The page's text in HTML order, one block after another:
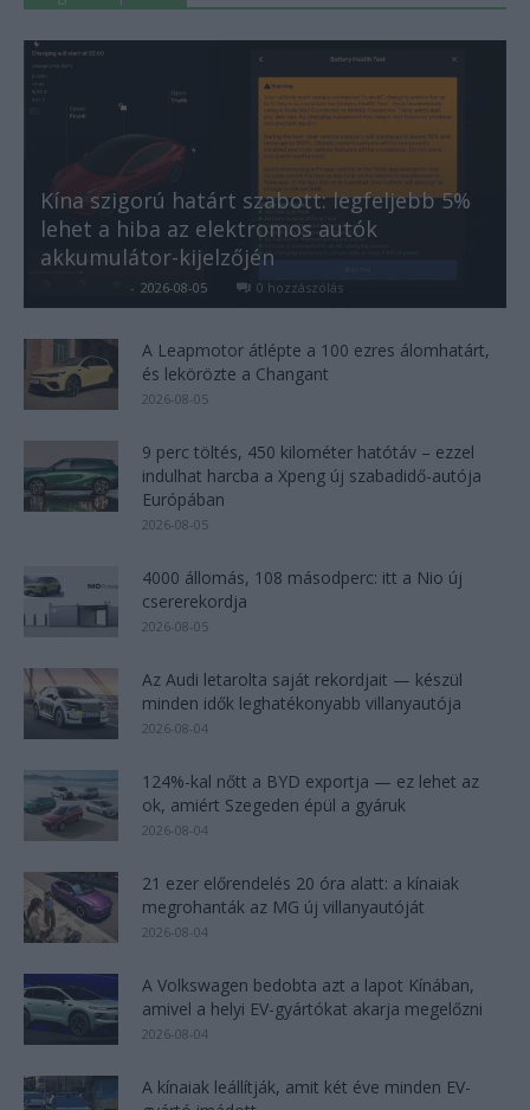
Kína szigorú határt szabott: legfeljebb 5%
lehet a hiba az elektromos autók
akkumulátor-kijelzőjén
- 2026-08-05 0 hozzászólás
A Leapmotor átlépte a 100 ezres álomhatárt,
és lekörözte a Changant
2026-08-05
9 perc töltés, 450 kilométer hatótáv – ezzel
indulhat harcba a Xpeng új szabadidő-autója
Európában
2026-08-05
4000 állomás, 108 másodperc: itt a Nio új
csererekordja
2026-08-05
Az Audi letarolta saját rekordjait — készül
minden idők leghatékonyabb villanyautója
2026-08-04
124%-kal nőtt a BYD exportja — ez lehet az
ok, amiért Szegeden épül a gyáruk
2026-08-04
21 ezer előrendelés 20 óra alatt: a kínaiak
megrohanták az MG új villanyautóját
2026-08-04
A Volkswagen bedobta azt a lapot Kínában,
amivel a helyi EV-gyártókat akarja megelőzni
2026-08-04
A kínaiak leállítják, amit két éve minden EV-